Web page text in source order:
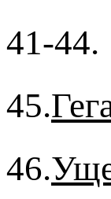
41-44.
45.
46.